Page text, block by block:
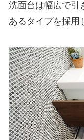
洗面台は幅広で引
あるタイプを採用